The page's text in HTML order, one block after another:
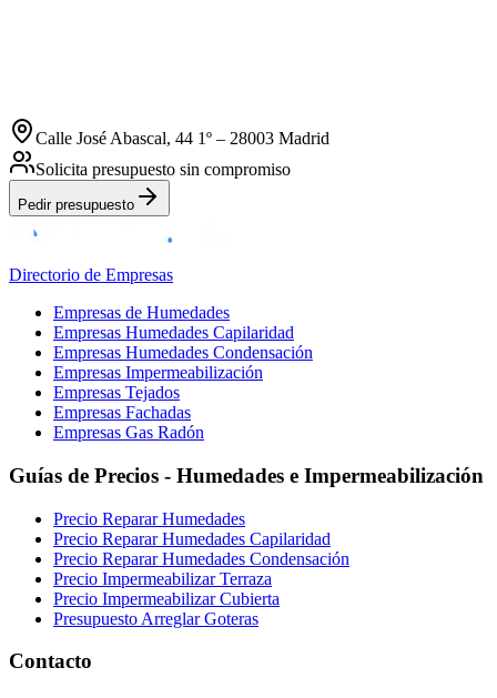
Calle José Abascal, 44 1º – 28003 Madrid
Solicita presupuesto sin compromiso
Pedir presupuesto
Directorio de Empresas
Empresas de Humedades
Empresas Humedades Capilaridad
Empresas Humedades Condensación
Empresas Impermeabilización
Empresas Tejados
Empresas Fachadas
Empresas Gas Radón
Guías de Precios - Humedades e Impermeabilización
Precio Reparar Humedades
Precio Reparar Humedades Capilaridad
Precio Reparar Humedades Condensación
Precio Impermeabilizar Terraza
Precio Impermeabilizar Cubierta
Presupuesto Arreglar Goteras
Contacto